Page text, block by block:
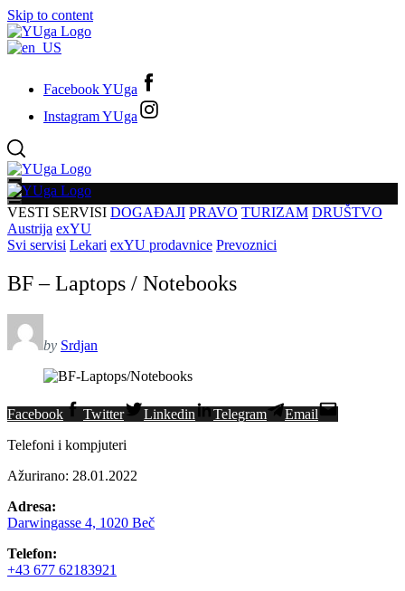
Skip to content
Facebook YUga
Instagram YUga
VESTI SERVISI DOGAĐAJI PRAVO TURIZAM DRUŠTVO
Austrija exYU
Svi servisi Lekari exYU prodavnice Prevoznici
BF – Laptops / Notebooks
by Srdjan
Facebook Twitter Linkedin Telegram
Email
Telefoni i kompjuteri
Ažurirano: 28.01.2022
Adresa:
Darwingasse 4, 1020 Beč
Telefon:
+43 677 62183921